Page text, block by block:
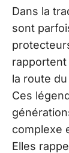
Dans la
sont
la route
Ces
complexe
Elles